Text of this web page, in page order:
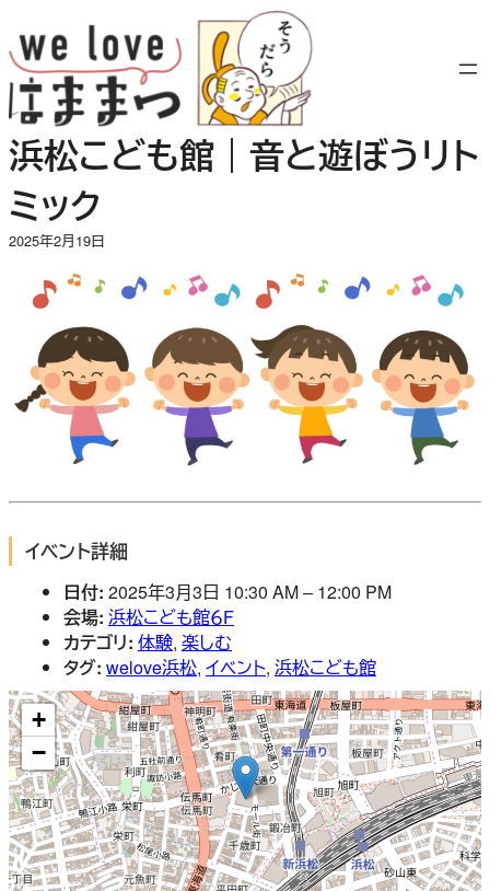
容
を
ス
キ
ッ
プ
浜松こども館｜音と遊ぼうリト
ミック
2025年2月19日
イベント詳細
日付: 2025年3月3日 10:30 AM– 12:00 PM
会場: 浜松こども館６F
カテゴリ: 体験, 楽しむ
タグ: welove浜松, イベント, 浜松こども館
+
−